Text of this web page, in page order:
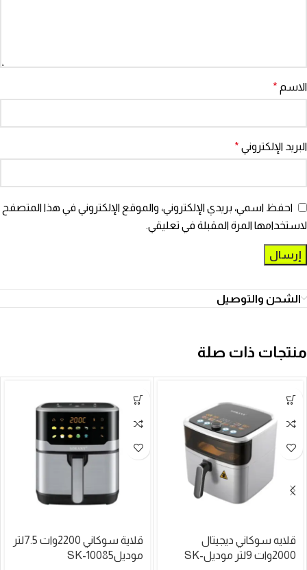
الاسم *
البريد الإلكتروني *
احفظ اسمي، بريدي الإلكتروني، والموقع الإلكتروني في هذا المتصفح
لاستخدامها المرة المقبلة في تعليقي.
الشحن والتوصيل
منتجات ذات صلة
قلايه سوكاني ديجيتال
2000وات 9لتر موديلSK-
قلاية سوكاني 2200وات 7.5لتر
موديلSK-10085